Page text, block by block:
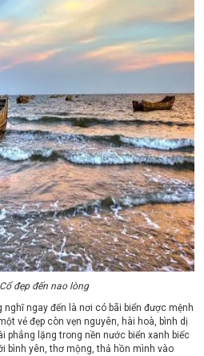
đẹp đến nao lòng
nghĩ ngay đến là nơi có bãi biển được mệnh
vẻ đẹp còn vẹn nguyên, hài hoà, bình dị
phẳng lặng trong nền nước biển xanh biếc
bình yên, thơ mộng, thả hồn mình vào